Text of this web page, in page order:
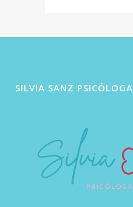
SILVIA SANZ PSICÓLOGA